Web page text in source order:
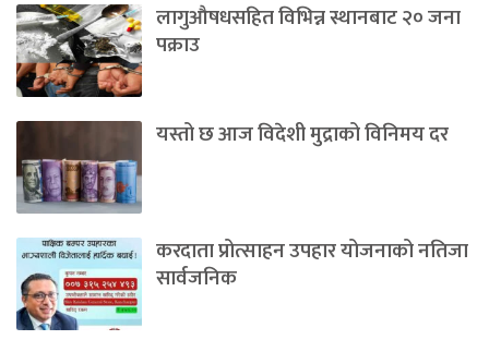
लागुऔषधसहित विभिन्न स्थानबाट २० जना
पक्राउ
यस्तो छ आज विदेशी मुद्राको विनिमय दर
करदाता प्रोत्साहन उपहार योजनाको नतिजा
सार्वजनिक